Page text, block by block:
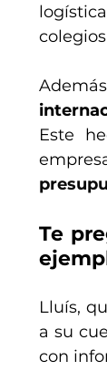
Este
Te
Lluís,
a su
con